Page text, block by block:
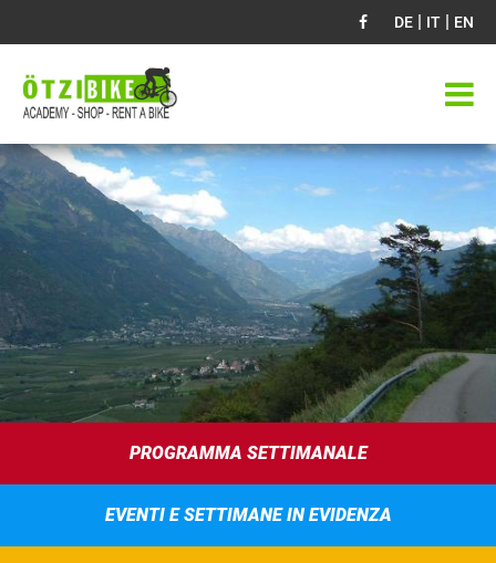
DE | IT | EN
PROGRAMMA SETTIMANALE
EVENTI E SETTIMANE IN EVIDENZA